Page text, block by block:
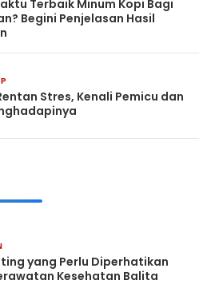
Terbaik Minum Kopi Bagi
Begini Penjelasan Hasil
Stres, Kenali Pemicu dan
yang Perlu Diperhatikan
Kesehatan Balita